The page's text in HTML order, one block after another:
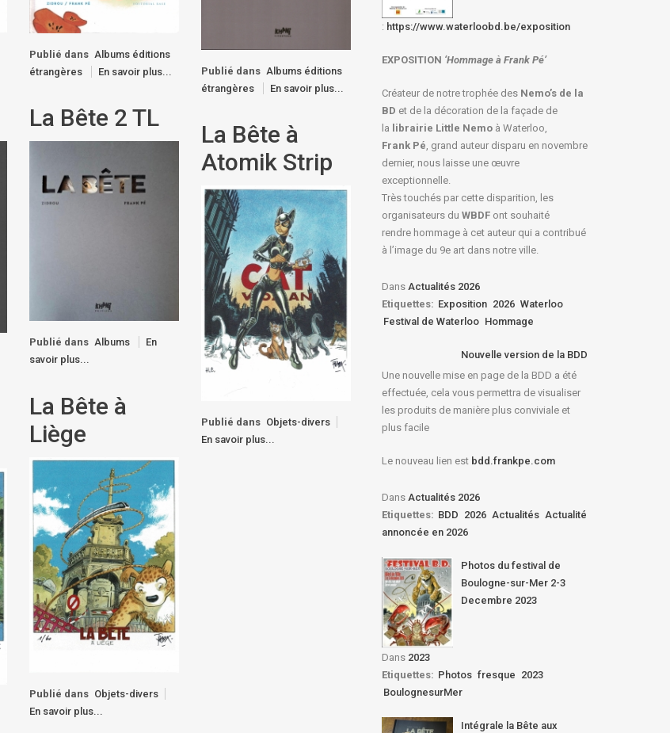
Publié dans Albums éditions
étrangères
En savoir plus... Publié dans Albums éditions
étrangères
En savoir plus...
La Bête 2 TL
Publié dans Albums
En
savoir plus...
La Bête à
Atomik Strip
Publié dans Objets-divers
En savoir plus...
La Bête à
Liège
Publié dans Objets-divers
En savoir plus...
: https://www.waterloobd.be/exposition
EXPOSITION ‘Hommage à Frank Pé’
Créateur de notre trophée des Nemo’s de la
BD et de la décoration de la façade de
la librairie Little Nemoà Waterloo,
Frank Pé, grand auteur disparu en novembre
dernier, nous laisse une œuvre
exceptionnelle.
Très touchés par cette disparition, les
organisateurs du WBDF ont souhaité
rendre hommage à cet auteur qui a contribué
à l’image du 9e art dans notre ville.
Dans Actualités 2026
Etiquettes: Exposition 2026 Waterloo
Festival de Waterloo Hommage
Nouvelle version de la BDD
Une nouvelle mise en page de la BDD a été
effectuée, cela vous permettra de visualiser
les produits de manière plus conviviale et
plus facile
Le nouveau lien est bdd.frankpe.com
Dans Actualités 2026
Etiquettes: BDD 2026 Actualités Actualité
annoncée en 2026
Photos du festival de
Boulogne-sur-Mer 2-3
Decembre 2023
Dans 2023
Etiquettes: Photos fresque 2023
BoulognesurMer
Intégrale la Bête aux